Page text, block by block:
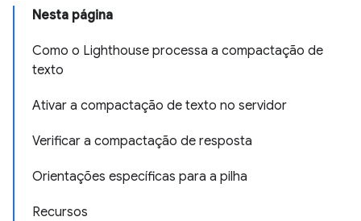
Nesta página
Como o Lighthouse processa a compactação de
texto
Ativar a compactação de texto no servidor
Verificar a compactação de resposta
Orientações específicas para a pilha
Recursos